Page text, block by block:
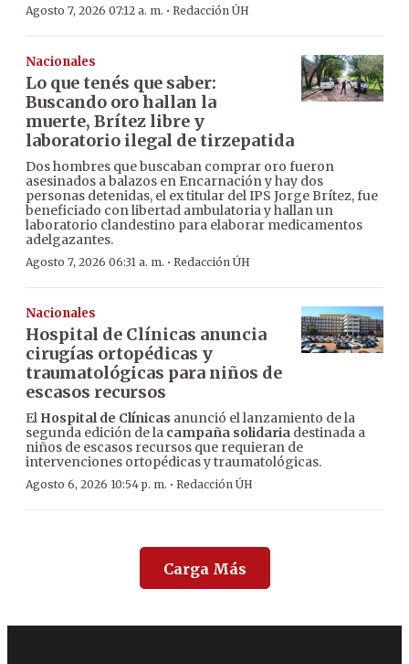
Agosto 7, 2026 07:12 a. m. · Redacción ÚH
Nacionales
Lo que tenés que saber:
Buscando oro hallan la
muerte, Brítez libre y
laboratorio ilegal de tirzepatida
Dos hombres que buscaban comprar oro fueron
asesinados a balazos en Encarnación y hay dos
personas detenidas, el ex titular del IPS Jorge Brítez, fue
beneficiado con libertad ambulatoria y hallan un
laboratorio clandestino para elaborar medicamentos
adelgazantes.
Agosto 7, 2026 06:31 a. m. · Redacción ÚH
Nacionales
Hospital de Clínicas anuncia
cirugías ortopédicas y
traumatológicas para niños de
escasos recursos
El Hospital de Clínicas anunció el lanzamiento de la
segunda edición de la campaña solidaria destinada a
niños de escasos recursos que requieran de
intervenciones ortopédicas y traumatológicas.
Agosto 6, 2026 10:54 p. m. · Redacción ÚH
Carga Más